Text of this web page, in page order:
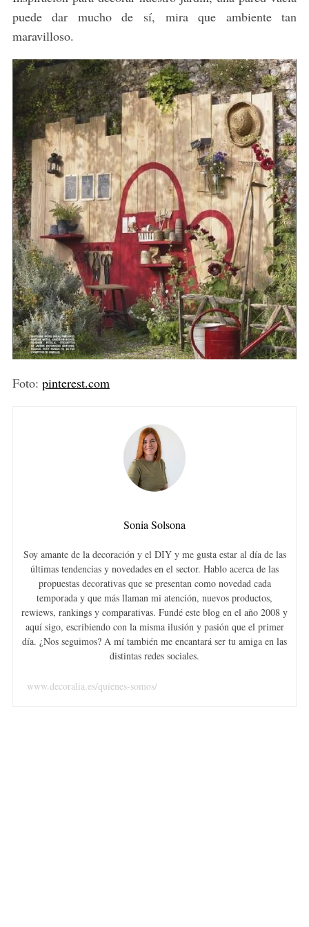
puede dar mucho de sí, mira que ambiente tan
maravilloso.
Foto: pinterest.com
Sonia Solsona
Soy amante de la decoración y el DIY y me gusta estar al día de las
últimas tendencias y novedades en el sector. Hablo acerca de las
propuestas decorativas que se presentan como novedad cada
temporada y que más llaman mi atención, nuevos productos,
rewiews, rankings y comparativas. Fundé este blog en el año 2008 y
aquí sigo, escribiendo con la misma ilusión y pasión que el primer
día. ¿Nos seguimos? A mí también me encantará ser tu amiga en las
distintas redes sociales.
www.decoralia.es/quienes-somos/